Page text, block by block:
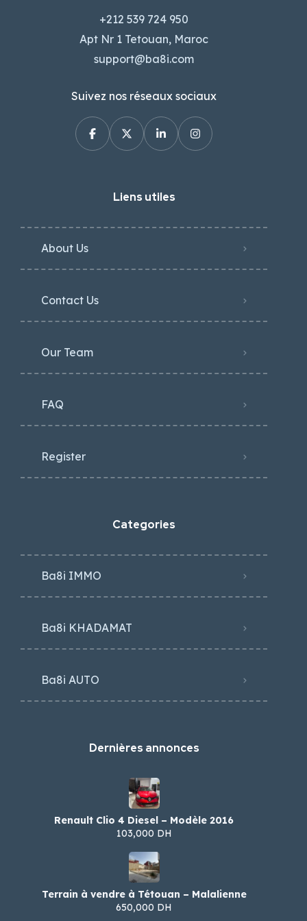
+212 539 724 950
Apt Nr 1 Tetouan, Maroc
support@ba8i.com
Suivez nos réseaux sociaux
Liens utiles
About Us
Contact Us
Our Team
FAQ
Register
Categories
Ba8i IMMO
Ba8i KHADAMAT
Ba8i AUTO
Dernières annonces
Renault Clio 4 Diesel – Modèle 2016
103,000 DH
Terrain à vendre à Tétouan – Malalienne
650,000 DH